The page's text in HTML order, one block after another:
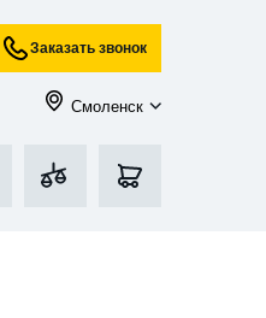
Заказать звонок
Смоленск